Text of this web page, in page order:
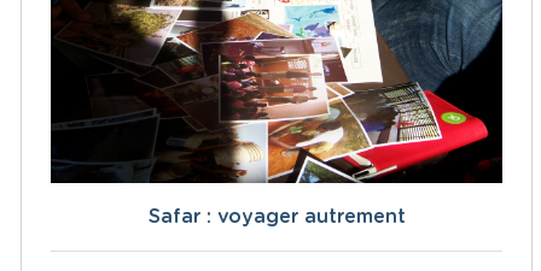
Safar : voyager autrement